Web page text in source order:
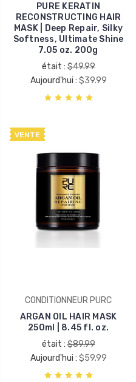
PURE KERATIN
RECONSTRUCTING HAIR
MASK | Deep Repair, Silky
Softness, Ultimate Shine
7.05 oz. 200g
était :$49.99
Aujourd'hui : $39.99
VENTE
CONDITIONNEUR PURC
ARGAN OIL HAIR MASK
250ml | 8.45 fl. oz.
était :$89.99
Aujourd'hui : $59.99